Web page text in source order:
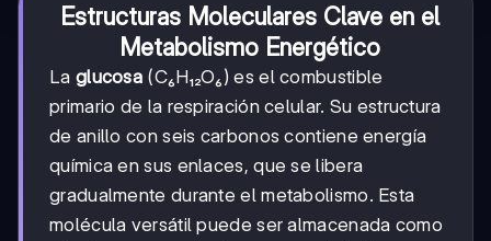
Estructuras Moleculares Clave en el
Metabolismo Energético
La glucosa (C₆H₁₂O₆) es el combustible
primario de la respiración celular. Su estructura
de anillo con seis carbonos contiene energía
química en sus enlaces, que se libera
gradualmente durante el metabolismo. Esta
molécula versátil puede ser almacenada como